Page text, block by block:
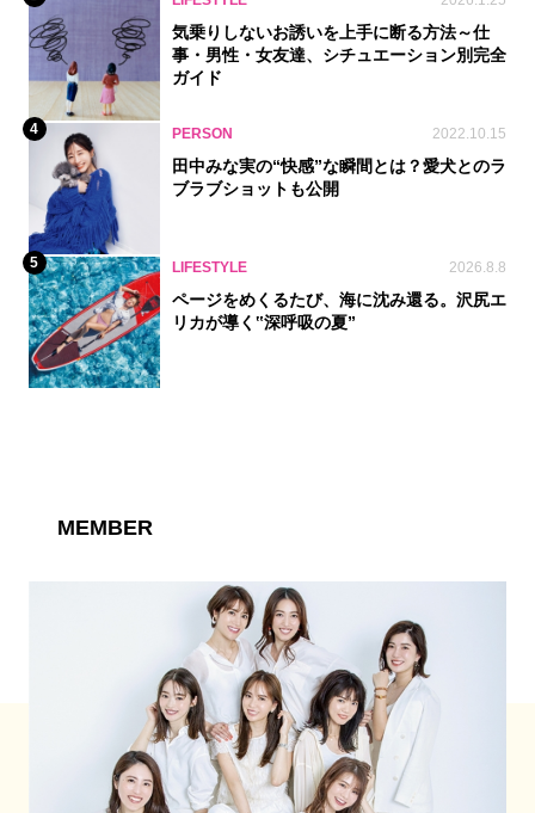
気乗りしないお誘いを上手に断る方法～仕
事・男性・女友達、シチュエーション別完全
ガイド
4 PERSON 2022.10.15
田中みな実の“快感”な瞬間とは？愛犬とのラ
ブラブショットも公開
5 LIFESTYLE 2026.8.8
ページをめくるたび、海に沈み還る。沢尻エ
リカが導く‟深呼吸の夏”
MEMBER